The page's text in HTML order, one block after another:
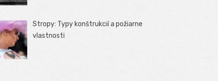
Stropy: Typy konštrukcií a požiarne
vlastnosti